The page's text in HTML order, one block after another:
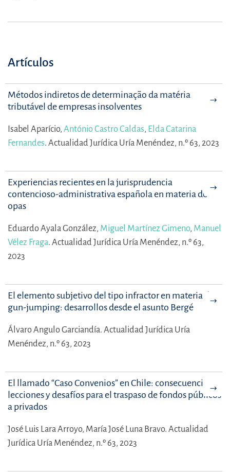
Artículos
Métodos indiretos de determinação da matéria
tributável de empresas insolventes
Isabel Aparício, António Castro Caldas, Elda Catarina
Fernandes. Actualidad Jurídica Uría Menéndez, n.º 63, 2023
Experiencias recientes en la jurisprudencia
contencioso-administrativa española en materia de
opas
Eduardo Ayala González, Miguel Martínez Gimeno, Manuel
Vélez Fraga. Actualidad Jurídica Uría Menéndez, n.º 63,
2023
El elemento subjetivo del tipo infractor en materia de
gun-jumping: desarrollos desde el asunto Bergé
Álvaro Angulo Garciandía. Actualidad Jurídica Uría
Menéndez, n.º 63, 2023
El llamado “Caso Convenios” en Chile: consecuencias,
lecciones y desafíos para el traspaso de fondos públicos
a privados
José Luis Lara Arroyo, María José Luna Bravo. Actualidad
Jurídica Uría Menéndez, n.º 63, 2023